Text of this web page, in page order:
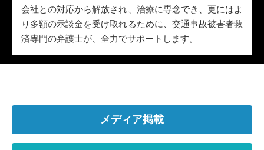
会社との対応から解放され、治療に専念でき、更にはよ
り多額の示談金を受け取れるために、交通事故被害者救
済専門の弁護士が、全力でサポートします。
メディア掲載